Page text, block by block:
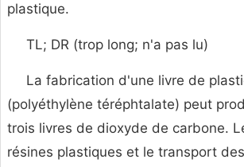
plastique.
TL; DR (trop long; n'a pas lu)
La fabrication d'une livre de
(polyéthylène téréphtalate) peut
trois livres de dioxyde de carbone.
résines plastiques et le transport